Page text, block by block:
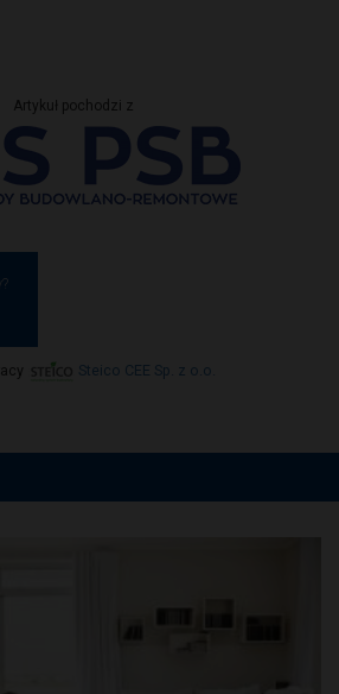
Artykuł pochodzi z
Steico CEE Sp. z o.o.